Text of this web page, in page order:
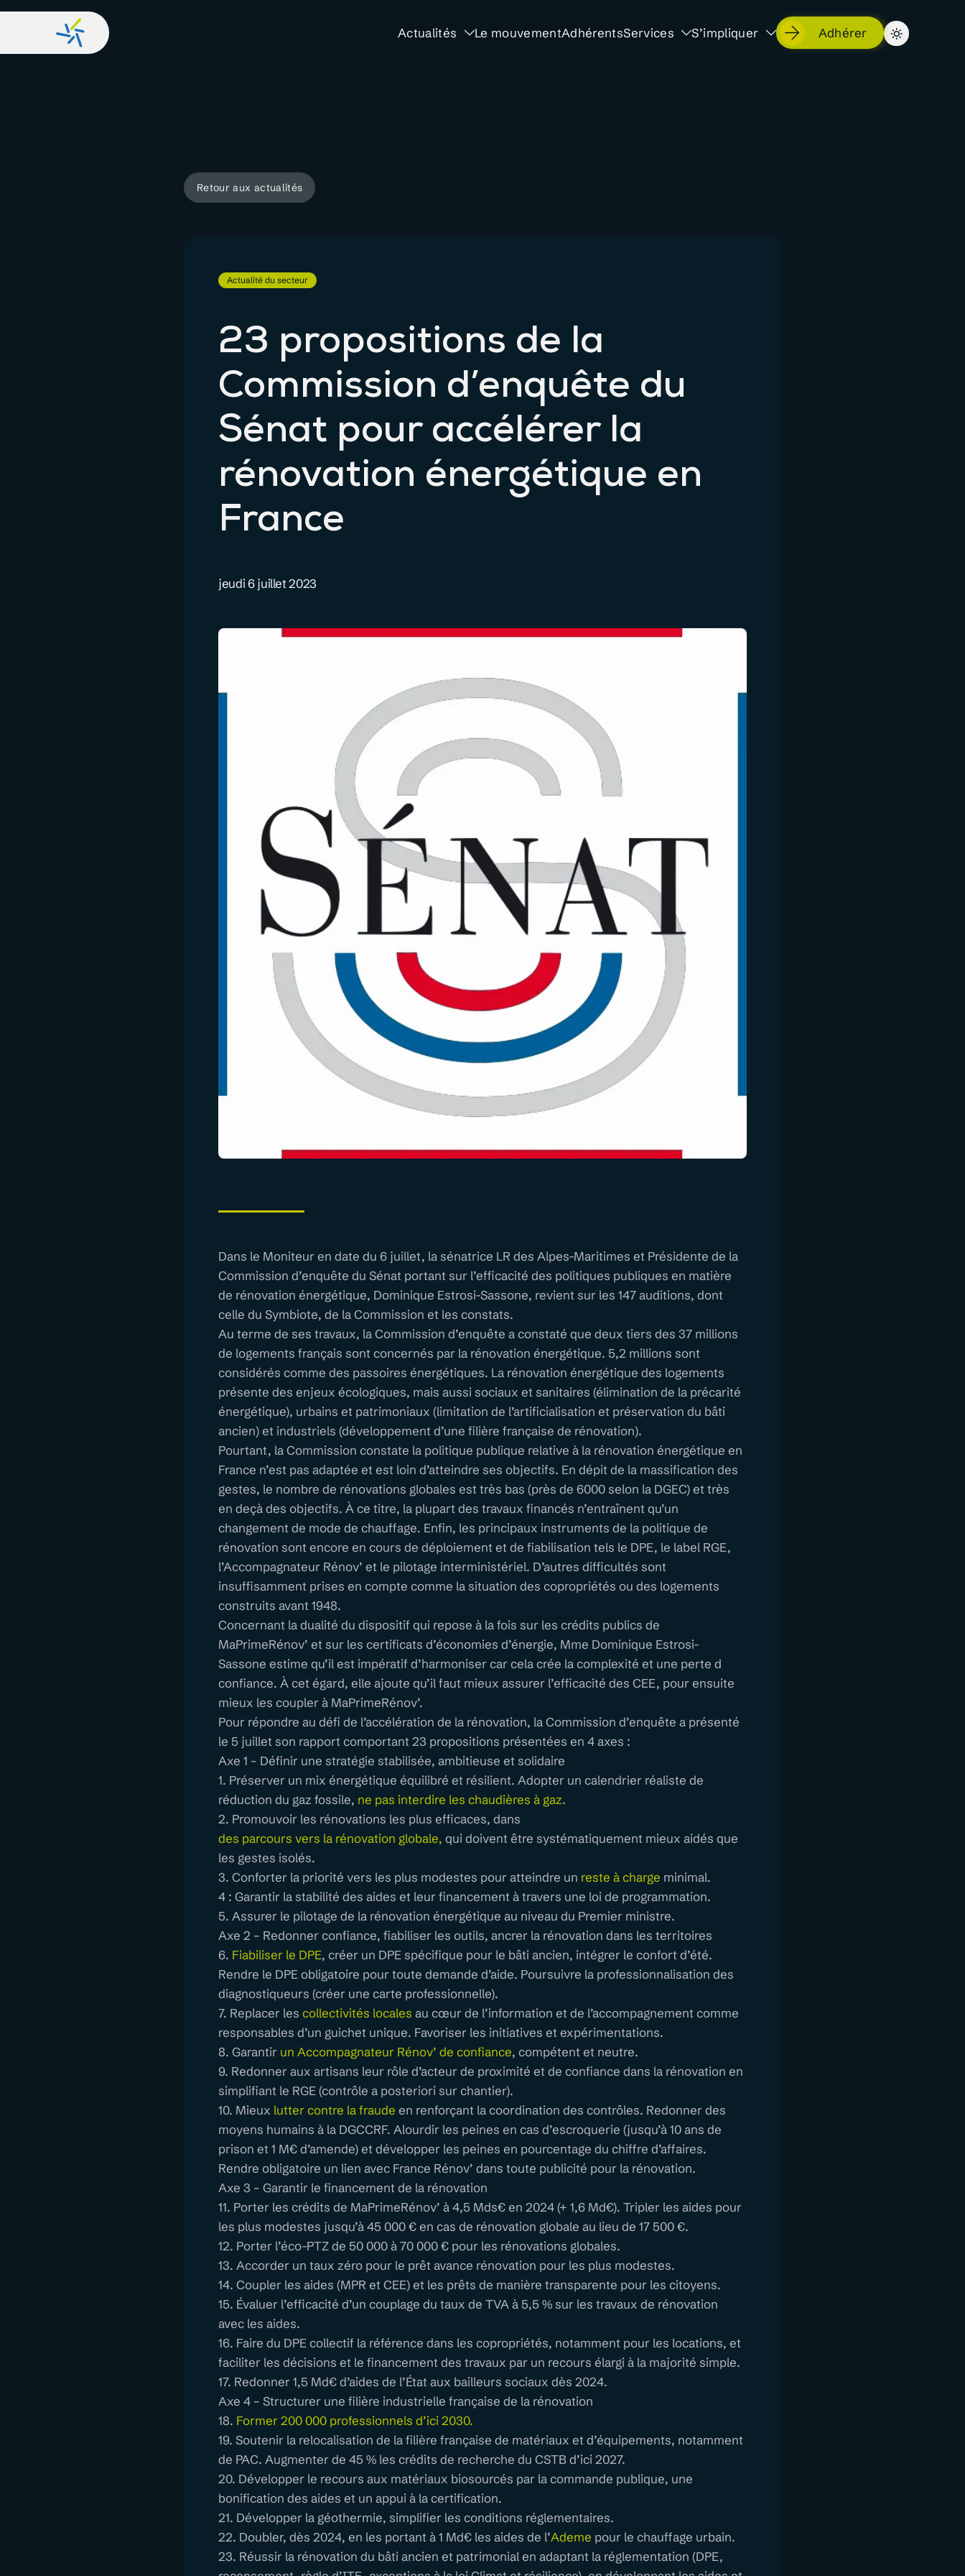
Actualités Le mouvementAdhérentsServices S’impliquer Adhérer
Retour aux actualités
Actualité du secteur
23 propositions de la
Commission d’enquête du
Sénat pour accélérer la
rénovation énergétique en
France
jeudi 6 juillet 2023
Dans le Moniteur en date du 6 juillet, la sénatrice LR des Alpes-Maritimes et Présidente de la
Commission d’enquête du Sénat portant sur l’efficacité des politiques publiques en matière
de rénovation énergétique, Dominique Estrosi-Sassone, revient sur les 147 auditions, dont
celle du Symbiote, de la Commission et les constats.
Au terme de ses travaux, la Commission d’enquête a constaté que deux tiers des 37 millions
de logements français sont concernés par la rénovation énergétique. 5,2 millions sont
considérés comme des passoires énergétiques. La rénovation énergétique des logements
présente des enjeux écologiques, mais aussi sociaux et sanitaires (élimination de la précarité
énergétique), urbains et patrimoniaux (limitation de l’artificialisation et préservation du bâti
ancien) et industriels (développement d’une filière française de rénovation).
Pourtant, la Commission constate la politique publique relative à la rénovation énergétique en
France n’est pas adaptée et est loin d’atteindre ses objectifs. En dépit de la massification des
gestes, le nombre de rénovations globales est très bas (près de 6000 selon la DGEC) et très
en deçà des objectifs. À ce titre, la plupart des travaux financés n’entraînent qu’un
changement de mode de chauffage. Enfin, les principaux instruments de la politique de
rénovation sont encore en cours de déploiement et de fiabilisation tels le DPE, le label RGE,
l’Accompagnateur Rénov’ et le pilotage interministériel. D’autres difficultés sont
insuffisamment prises en compte comme la situation des copropriétés ou des logements
construits avant 1948.
Concernant la dualité du dispositif qui repose à la fois sur les crédits publics de
MaPrimeRénov’ et sur les certificats d’économies d’énergie, Mme Dominique Estrosi-
Sassone estime qu’il est impératif d’harmoniser car cela crée la complexité et une perte d
confiance. À cet égard, elle ajoute qu’il faut mieux assurer l’efficacité des CEE, pour ensuite
mieux les coupler à MaPrimeRénov’.
Pour répondre au défi de l’accélération de la rénovation, la Commission d’enquête a présenté
le 5 juillet son rapport comportant 23 propositions présentées en 4 axes :
Axe 1 – Définir une stratégie stabilisée, ambitieuse et solidaire
1. Préserver un mix énergétique équilibré et résilient. Adopter un calendrier réaliste de
réduction du gaz fossile, ne pas interdire les chaudières à gaz.
2. Promouvoir les rénovations les plus efficaces, dans
des parcours vers la rénovation globale, qui doivent être systématiquement mieux aidés que
les gestes isolés.
3. Conforter la priorité vers les plus modestes pour atteindre un reste à charge minimal.
4 : Garantir la stabilité des aides et leur financement à travers une loi de programmation.
5. Assurer le pilotage de la rénovation énergétique au niveau du Premier ministre.
Axe 2 – Redonner confiance, fiabiliser les outils, ancrer la rénovation dans les territoires
6. Fiabiliser le DPE, créer un DPE spécifique pour le bâti ancien, intégrer le confort d’été.
Rendre le DPE obligatoire pour toute demande d’aide. Poursuivre la professionnalisation des
diagnostiqueurs (créer une carte professionnelle).
7. Replacer lescollectivités locales au cœur de l’information et de l’accompagnement comme
responsables d’un guichet unique. Favoriser les initiatives et expérimentations.
8. Garantir un Accompagnateur Rénov’ de confiance, compétent et neutre.
9. Redonner aux artisans leur rôle d’acteur de proximité et de confiance dans la rénovation en
simplifiant le RGE (contrôle a posteriori sur chantier).
10. Mieux lutter contre la fraude en renforçant la coordination des contrôles. Redonner des
moyens humains à la DGCCRF. Alourdir les peines en cas d’escroquerie (jusqu’à 10 ans de
prison et 1 M€ d’amende) et développer les peines en pourcentage du chiffre d’affaires.
Rendre obligatoire un lien avec France Rénov’ dans toute publicité pour la rénovation.
Axe 3 – Garantir le financement de la rénovation
11. Porter les crédits de MaPrimeRénov’ à 4,5 Mds€ en 2024 (+ 1,6 Md€). Tripler les aides pour
les plus modestes jusqu’à 45 000 € en cas de rénovation globale au lieu de 17 500 €.
12. Porter l’éco-PTZ de 50 000 à 70 000 € pour les rénovations globales.
13. Accorder un taux zéro pour le prêt avance rénovation pour les plus modestes.
14. Coupler les aides (MPR et CEE) et les prêts de manière transparente pour les citoyens.
15. Évaluer l’efficacité d’un couplage du taux de TVA à 5,5 % sur les travaux de rénovation
avec les aides.
16. Faire du DPE collectif la référence dans les copropriétés, notamment pour les locations, et
faciliter les décisions et le financement des travaux par un recours élargi à la majorité simple.
17. Redonner 1,5 Md€ d’aides de l’État aux bailleurs sociaux dès 2024.
Axe 4 – Structurer une filière industrielle française de la rénovation
18. Former 200 000 professionnels d’ici 2030.
19. Soutenir la relocalisation de la filière française de matériaux et d’équipements, notamment
de PAC. Augmenter de 45 % les crédits de recherche du CSTB d’ici 2027.
20. Développer le recours aux matériaux biosourcés par la commande publique, une
bonification des aides et un appui à la certification.
21. Développer la géothermie, simplifier les conditions réglementaires.
22. Doubler, dès 2024, en les portant à 1 Md€ les aides de l’Ademe pour le chauffage urbain.
23. Réussir la rénovation du bâti ancien et patrimonial en adaptant la réglementation (DPE,